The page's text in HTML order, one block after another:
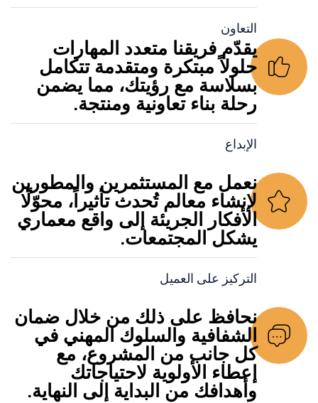
التعاون
يقدّم فريقنا متعدد المهارات
حلولاً مبتكرة ومتقدمة تتكامل
بسلاسة مع رؤيتك، مما يضمن
رحلة بناء تعاونية ومنتجة.
الإبداع
نعمل مع المستثمرين والمطورين
لإنشاء معالم تُحدث تأثيراً، محوّلًا
الأفكار الجريئة إلى واقع معماري
يشكل المجتمعات.
التركيز على العميل
نحافظ على ذلك من خلال ضمان
الشفافية والسلوك المهني في
كل جانب من المشروع، مع
إعطاء الأولوية لاحتياجاتك
وأهدافك من البداية إلى النهاية.